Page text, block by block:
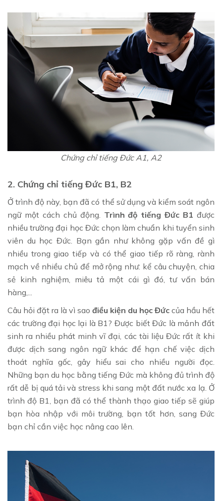
Chứng chỉ tiếng Đức A1, A2
2. Chứng chỉ tiếng Đức B1, B2
Ở trình độ này, bạn đã có thể sử dụng và kiểm soát ngôn
ngữ một cách chủ động. Trình độ tiếng Đức B1 được
nhiều trường đại học Đức chọn làm chuẩn khi tuyển sinh
viên du học Đức. Bạn gần như không gặp vấn đề gì
nhiều trong giao tiếp và có thể giao tiếp rõ ràng, rành
mạch về nhiều chủ để mở rộng như: kể câu chuyện, chia
sẻ kinh nghiệm, miêu tả một cái gì đó, tư vấn bán
hàng,...
Câu hỏi đặt ra là vì sao điều kiện du học Đức của hầu hết
các trường đại học lại là B1? Được biết Đức là mảnh đất
sinh ra nhiều phát minh vĩ đại, các tài liệu Đức rất ít khi
được dịch sang ngôn ngữ khác để hạn chế việc dịch
thoát nghĩa gốc, gây hiểu sai cho nhiều người đọc.
Những bạn du học bằng tiếng Đức mà không đủ trình độ
rất dễ bị quá tải và stress khi sang một đất nước xa lạ. Ở
trình độ B1, bạn đã có thể thành thạo giao tiếp sẽ giúp
bạn hòa nhập với môi trường, bạn tốt hơn, sang Đức
bạn chỉ cần việc học nâng cao lên.